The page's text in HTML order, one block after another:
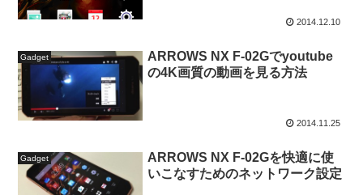
2014.12.10
Gadget
ARROWS NX F-02Gでyoutube
の4K画質の動画を見る方法
2014.11.25
Gadget
ARROWS NX F-02Gを快適に使
いこなすためのネットワーク設定